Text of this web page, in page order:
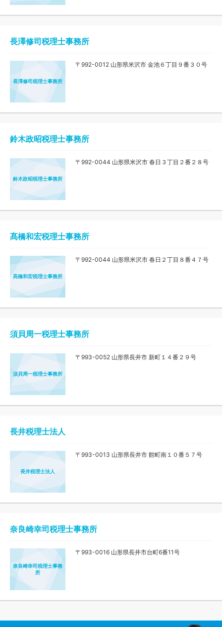
長澤修司税理士事務所
長澤修司税理士事務所
〒992-0012 山形県米沢市 金池６丁目９番３０号
鈴木政昭税理士事務所
鈴木政昭税理士事務所
〒992-0044 山形県米沢市 春日３丁目２番２８号
髙橋和宏税理士事務所
髙橋和宏税理士事務所
〒992-0044 山形県米沢市 春日２丁目８番４７号
須貝周一税理士事務所
須貝周一税理士事務所
〒993-0052 山形県長井市 新町１４番２９号
長井税理士法人
長井税理士法人
〒993-0013 山形県長井市 館町南１０番５７号
奈良崎幸司税理士事務所
奈良崎幸司税理士事務
所
〒993-0016 山形県長井市台町6番11号